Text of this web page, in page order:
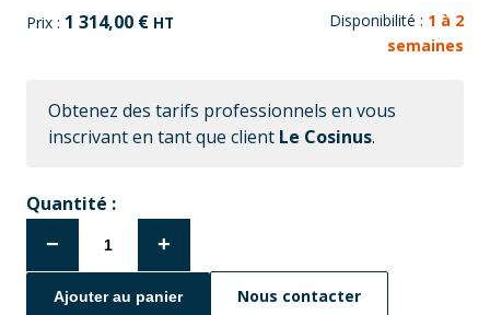
Prix : 1 314,00 € HT Disponibilité : 1 à 2
semaines
Obtenez des tarifs professionnels en vous
inscrivant en tant que client Le Cosinus.
Quantité :
−
+
Ajouter au panier Nous contacter